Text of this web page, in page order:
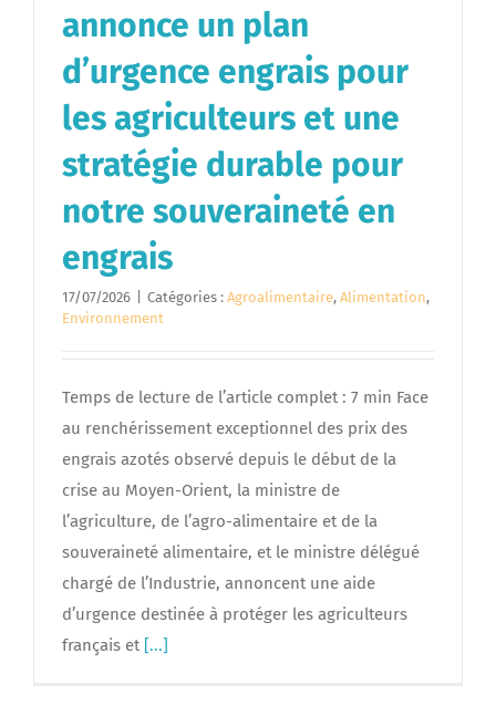
annonce un plan
d’urgence engrais pour
les agriculteurs et une
stratégie durable pour
notre souveraineté en
engrais
17/07/2026 Catégories : Agroalimentaire, Alimentation,
Environnement
Temps de lecture de l’article complet : 7 min Face
au renchérissement exceptionnel des prix des
engrais azotés observé depuis le début de la
crise au Moyen-Orient, la ministre de
l’agriculture, de l’agro-alimentaire et de la
souveraineté alimentaire, et le ministre délégué
chargé de l’Industrie, annoncent une aide
d’urgence destinée à protéger les agriculteurs
français et [...]